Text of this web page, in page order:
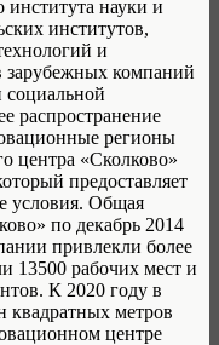
института науки и
институтов,
и
зарубежных компаний
распространение
регионы
центра «Сколково»
предоставляет
условия. Общая
по декабрь 2014
привлекли более
13500 рабочих мест и
К 2020 году в
квадратных метров
центре